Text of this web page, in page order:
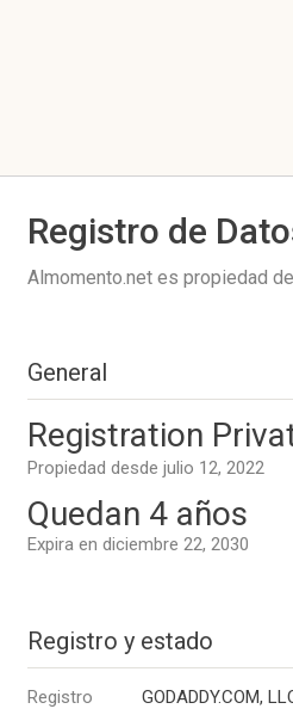
Registro de
Almomento.net es propiedad de
General
Registration
Propiedad desde julio 12, 2022
Quedan 4 años
Expira en diciembre 22, 2030
Registro y estado
Registro GODADDY.COM,